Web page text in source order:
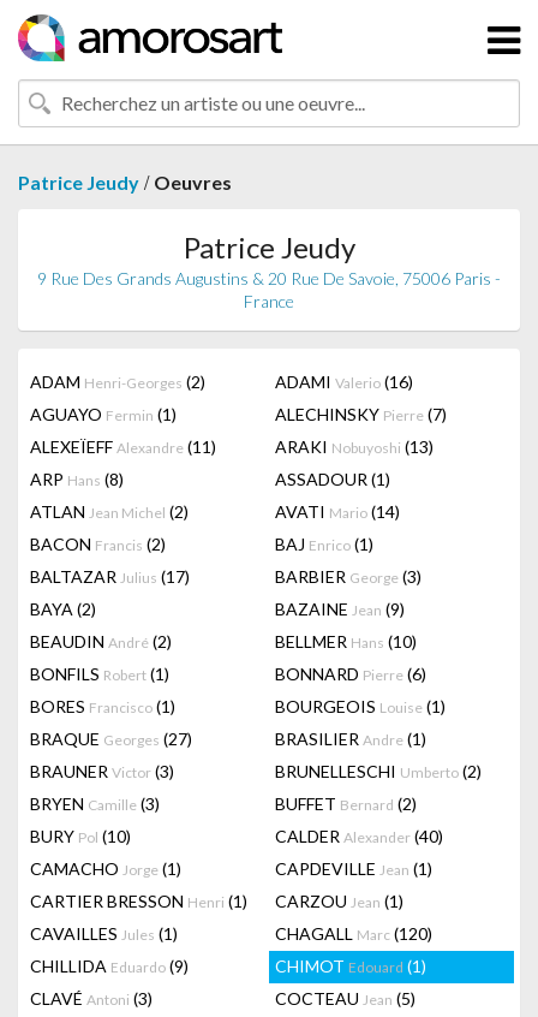
Patrice Jeudy / Oeuvres
Patrice Jeudy
9 Rue Des Grands Augustins & 20 Rue De Savoie, 75006 Paris -
France
ADAM Henri-Georges (2) ADAMI Valerio (16)
AGUAYO Fermin (1) ALECHINSKY Pierre (7)
ALEXEÏEFF Alexandre (11) ARAKI Nobuyoshi (13)
ARP Hans (8) ASSADOUR (1)
ATLAN Jean Michel (2) AVATI Mario (14)
BACON Francis (2) BAJ Enrico (1)
BALTAZAR Julius (17) BARBIER George (3)
BAYA (2) BAZAINE Jean (9)
BEAUDIN André (2) BELLMER Hans (10)
BONFILS Robert (1) BONNARD Pierre (6)
BORES Francisco (1) BOURGEOIS Louise (1)
BRAQUE Georges (27) BRASILIER Andre (1)
BRAUNER Victor (3) BRUNELLESCHI Umberto (2)
BRYEN Camille (3) BUFFET Bernard (2)
BURY Pol (10) CALDER Alexander (40)
CAMACHO Jorge (1) CAPDEVILLE Jean (1)
CARTIER BRESSON Henri (1) CARZOU Jean (1)
CAVAILLES Jules (1) CHAGALL Marc (120)
CHILLIDA Eduardo (9) CHIMOT Edouard (1)
CLAVÉ Antoni (3) COCTEAU Jean (5)